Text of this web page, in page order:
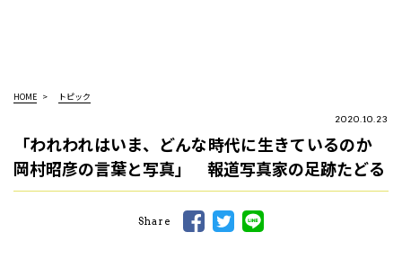
HOME トピック
2020.10.23
「われわれはいま、どんな時代に生きているのか
岡村昭彦の言葉と写真」 報道写真家の足跡たどる
Share